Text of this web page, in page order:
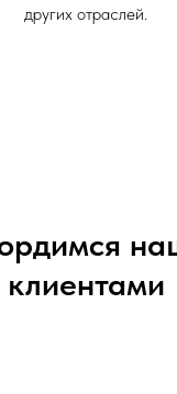
других отраслей.
клиентами